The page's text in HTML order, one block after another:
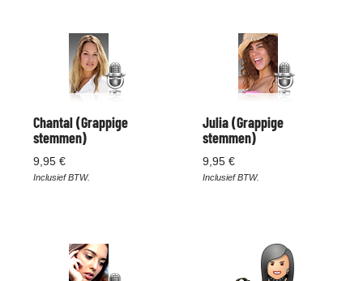
Chantal (Grappige
stemmen)
9,95 €
Inclusief BTW.
Julia (Grappige
stemmen)
9,95 €
Inclusief BTW.